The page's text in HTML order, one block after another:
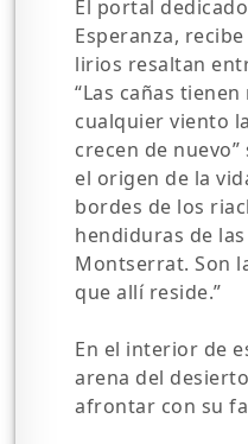
El portal
Esperanza,
lirios resaltan
“Las cañas
cualquier viento
crecen de
el origen de la
bordes de los
hendiduras de
Montserrat. Son
que allí reside.”
En el interior de
arena del
afrontar con su